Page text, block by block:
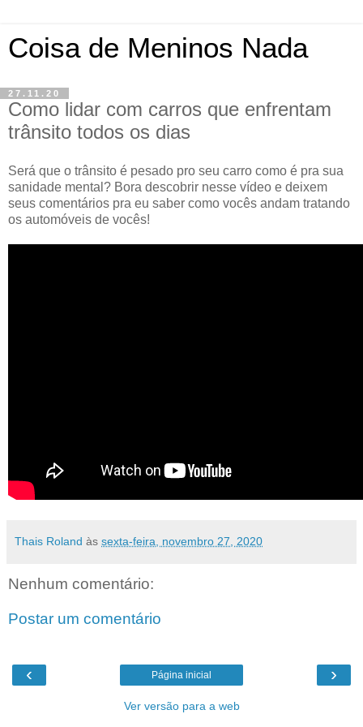
Coisa de Meninos Nada
27.11.20
Como lidar com carros que enfrentam
trânsito todos os dias
Será que o trânsito é pesado pro seu carro como é pra sua
sanidade mental? Bora descobrir nesse vídeo e deixem
seus comentários pra eu saber como vocês andam tratando
os automóveis de vocês!
Thais Roland às sexta-feira, novembro 27, 2020
Nenhum comentário:
Postar um comentário
‹ ›
Página inicial
Ver versão para a web